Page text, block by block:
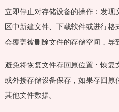
立即停止对存储设备的操作：发现
区中新建文件、下载软件或进行
会覆盖被删除文件的存储空间，导
避免将恢复文件存回原位置：恢复
或外接存储设备保存，如果存回原
其他文件数据。